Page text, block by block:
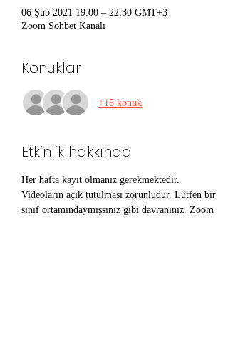
06 Şub 2021 19:00 – 22:30 GMT+3
Zoom Sohbet Kanalı
Konuklar
+15 konuk
Etkinlik hakkında
Her hafta kayıt olmanız gerekmektedir.
Videoların açık tutulması zorunludur. Lütfen bir
sınıf ortamındaymışsınız gibi davranınız. Zoom